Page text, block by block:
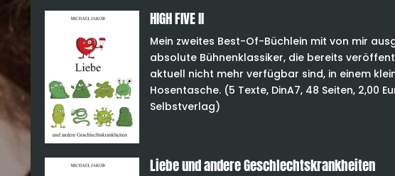
HIGH FIVE II
Mein zweites Best-Of-Büchlein mit von mir
absolute Bühnenklassiker, die bereits
aktuell nicht mehr verfügbar sind, in einem
Hosentasche. (5 Texte, DinA7, 48 Seiten, 2,00
Selbstverlag)
Liebe und andere Geschlechtskrankheiten